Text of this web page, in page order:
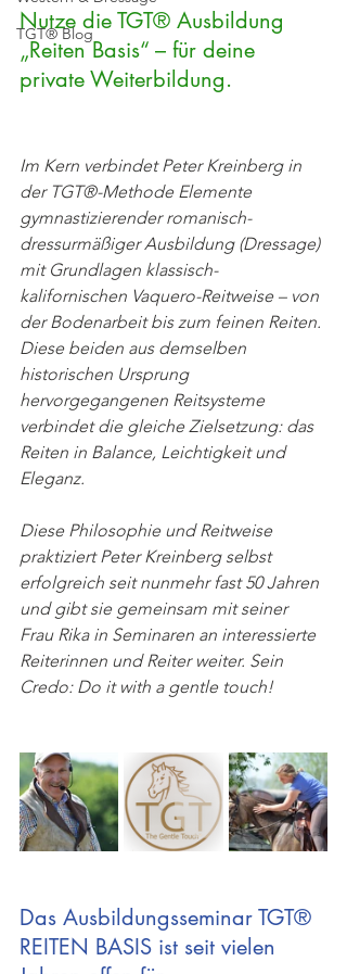
TGT® Blog
Nutze die TGT® Ausbildung
„Reiten Basis“ – für deine
private Weiterbildung.
Im Kern verbindet Peter Kreinberg in
der TGT®-Methode Elemente
gymnastizierender romanisch-
dressurmäßiger Ausbildung (Dressage)
mit Grundlagen klassisch-
kalifornischen Vaquero-Reitweise – von
der Bodenarbeit bis zum feinen Reiten.
Diese beiden aus demselben
historischen Ursprung
hervorgegangenen Reitsysteme
verbindet die gleiche Zielsetzung: das
Reiten in Balance, Leichtigkeit und
Eleganz.
Diese Philosophie und Reitweise
praktiziert Peter Kreinberg selbst
erfolgreich seit nunmehr fast 50 Jahren
und gibt sie gemeinsam mit seiner
Frau Rika in Seminaren an interessierte
Reiterinnen und Reiter weiter. Sein
Credo: Do it with a gentle touch!
Das Ausbildungsseminar TGT®
REITEN BASIS ist seit vielen